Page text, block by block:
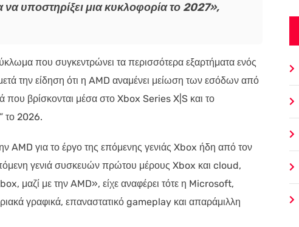
υποστηρίξει μια κυκλοφορία το 2027»,
που συγκεντρώνει τα περισσότερα εξαρτήματα ενός
την είδηση ότι η AMD αναμένει μείωση των εσόδων από
βρίσκονται μέσα στο Xbox Series X|S και το
το 2026.
AMD για το έργο της επόμενης γενιάς Xbox ήδη από τον
γενιά συσκευών πρώτου μέρους Xbox και cloud,
μαζί με την AMD», είχε αναφέρει τότε η Microsoft,
γραφικά, επαναστατικό gameplay και απαράμιλλη